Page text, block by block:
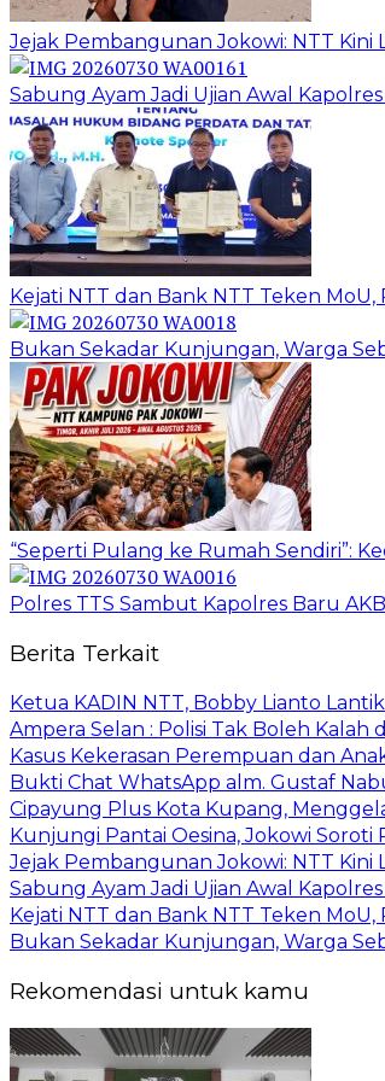
Jejak Pembangunan Jokowi: NTT
Sabung Ayam Jadi Ujian Awal
Kejati NTT dan Bank NTT Teken
Bukan Sekadar Kunjungan, Warga
“Seperti Pulang ke Rumah Sendiri”:
Polres TTS Sambut Kapolres Baru
Berita Terkait
Ketua KADIN NTT, Bobby Lianto
Ampera Selan : Polisi Tak Boleh Kalah
Kasus Kekerasan Perempuan dan
Bukti Chat WhatsApp alm. Gustaf
Cipayung Plus Kota Kupang,
Kunjungi Pantai Oesina, Jokowi
Jejak Pembangunan Jokowi: NTT
Sabung Ayam Jadi Ujian Awal
Kejati NTT dan Bank NTT Teken
Bukan Sekadar Kunjungan, Warga
Rekomendasi untuk kamu